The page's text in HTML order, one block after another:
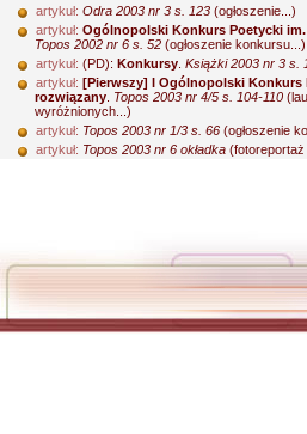
artykuł: Odra 2003 nr 3 s. 123 (ogłoszenie...)
artykuł: Ogólnopolski Konkurs Poetycki
Topos 2002 nr 6 s. 52 (ogłoszenie konkursu...)
artykuł: (PD): Konkursy Książki 2003 nr 3 s.
artykuł: [Pierwszy] I Ogólnopolski Konkurs
rozwiązany Topos 2003 nr 4/5 s. 104-110
wyróżnionych...)
artykuł: Topos 2003 nr 1/3 s. 66 (ogłoszenie
artykuł: Topos 2003 nr 6 okładka